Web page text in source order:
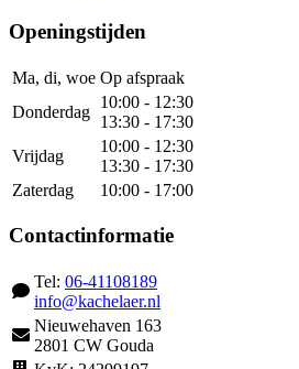
Openingstijden
Ma, di, woe Op afspraak
Donderdag
10:00 - 12:30
13:30 - 17:30
Vrijdag
10:00 - 12:30
13:30 - 17:30
Zaterdag
10:00 - 17:00
Contactinformatie
Tel: 06-41108189
info@kachelaer.nl
Nieuwehaven 163
2801 CW Gouda